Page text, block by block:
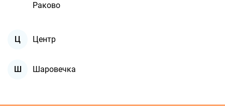
Раково
Ц Центр
Ш Шаровечка